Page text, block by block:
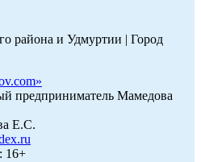
района и Удмуртии | Город
»
предприниматель Мамедова
Е.С.
16+